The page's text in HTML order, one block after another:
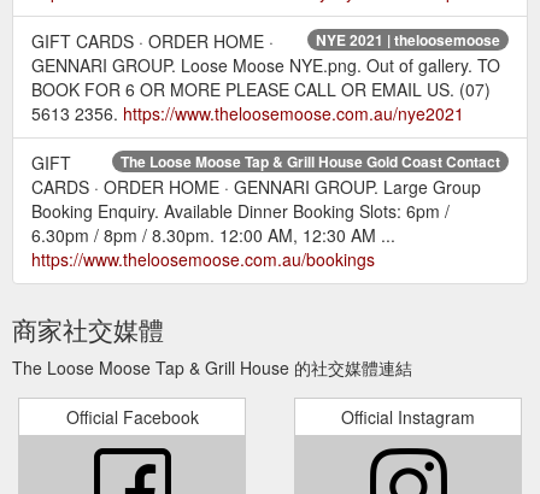
NYE 2021 | theloosemoose
GIFT CARDS · ORDER HOME ·
GENNARI GROUP. Loose Moose NYE.png. Out of gallery. TO
BOOK FOR 6 OR MORE PLEASE CALL OR EMAIL US. (07)
5613 2356. https://www.theloosemoose.com.au/nye2021
The Loose Moose Tap & Grill House Gold Coast Contact
GIFT
CARDS · ORDER HOME · GENNARI GROUP. Large Group
Booking Enquiry. Available Dinner Booking Slots: 6pm /
6.30pm / 8pm / 8.30pm. 12:00 AM, 12:30 AM ...
https://www.theloosemoose.com.au/bookings
商家社交媒體
The Loose Moose Tap & Grill House 的社交媒體連結
Official Facebook Official Instagram